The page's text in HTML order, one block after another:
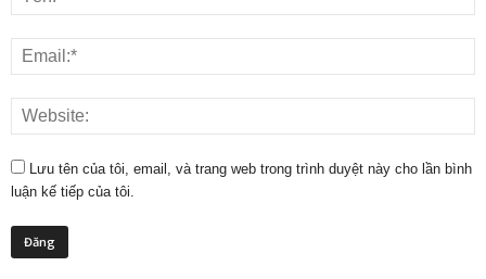
Lưu tên của tôi, email, và trang web trong trình duyệt này cho lần bình
luận kế tiếp của tôi.